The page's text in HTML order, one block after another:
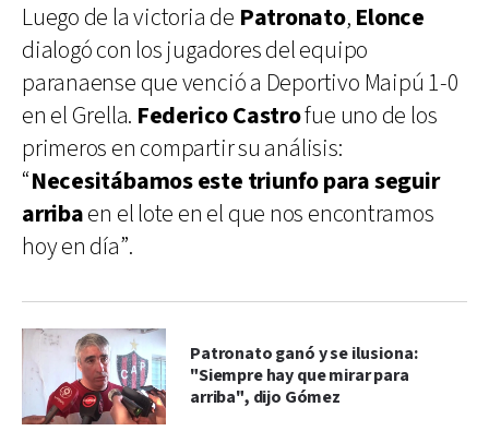
Luego de la victoria de Patronato, Elonce
dialogó con los jugadores del equipo
paranaense que venció a Deportivo Maipú 1-0
en el Grella. Federico Castrofue uno de los
primeros en compartir su análisis:
“Necesitábamos este triunfo para seguir
arribaen el lote en el que nos encontramos
hoy en día”.
Patronato ganó y se ilusiona:
"Siempre hay que mirar para
arriba", dijo Gómez